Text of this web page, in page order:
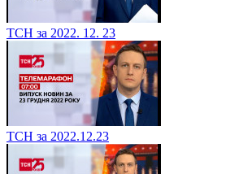
ТСН за 2022. 12. 23
ТСН за 2022.12.23